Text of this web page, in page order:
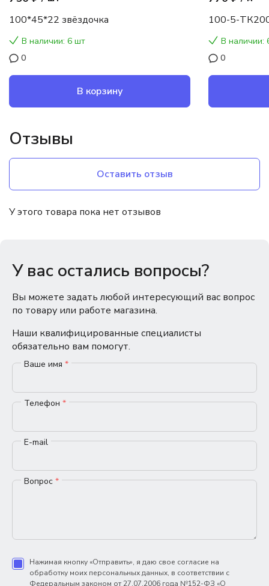
100*45*22 звёздочка
В наличии: 6 шт
0
В корзину
100-5-
В наличии:
0
Отзывы
Оставить отзыв
У этого товара пока нет отзывов
У вас остались вопросы?
Вы можете задать любой интересующий вас вопрос
по товару или работе магазина.
Наши квалифицированные специалисты
обязательно вам помогут.
Ваше имя *
Телефон *
E-mail
Вопрос *
Нажимая кнопку «Отправить», я даю свое согласие на
обработку моих персональных данных, в соответствии с
Федеральным законом от 27.07.2006 года №152-ФЗ «О